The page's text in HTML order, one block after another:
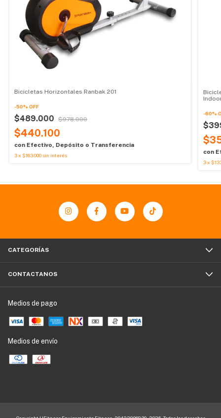
Bicicletas Horizontales Ranbak 201
-50% OFF
$489.000 $978.000
$440.100
con Efectivo, Depósito o Transferencia
3x $163.000sin interés
-60%
con
3 x
CATEGORÍAS
CONTACTANOS
Medios de pago
Medios de envío